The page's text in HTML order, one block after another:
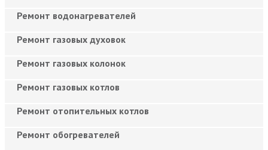
Ремонт водонагревателей
Ремонт газовых духовок
Ремонт газовых колонок
Ремонт газовых котлов
Ремонт отопительных котлов
Ремонт обогревателей